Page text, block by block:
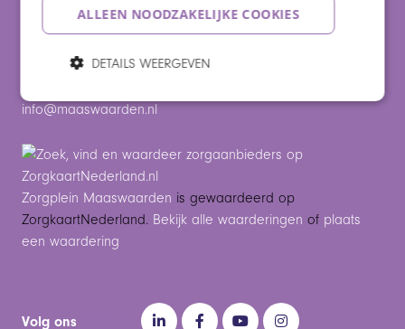
Vragen?
Bel: 0416 – 698400
info@maaswaarden.nl
Zorgplein Maaswaarden is gewaardeerd op
ZorgkaartNederland. Bekijk alle waarderingen of plaats
een waardering
Volg ons
ALLEEN NOODZAKELIJKE COOKIES
DETAILS WEERGEVEN